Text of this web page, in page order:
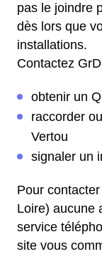
pas le joindre
dès lors que
installations.
Contactez
obtenir un
raccorder
Vertou
signaler un
Pour
Loire) aucune
service
site vous